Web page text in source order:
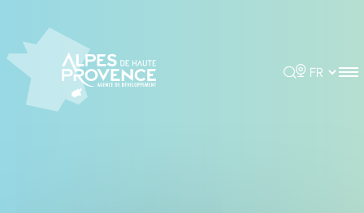
Rechercher
Choisir la